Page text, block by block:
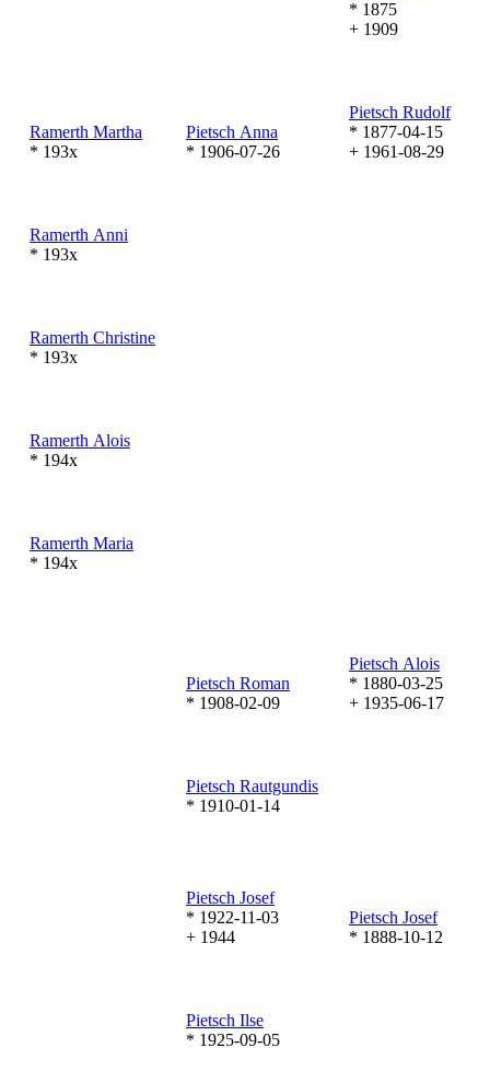
* 1875
+ 1909
Ramerth Martha
* 193x
Pietsch Anna
* 1906-07-26
Pietsch Rudolf
* 1877-04-15
+ 1961-08-29
Ramerth Anni
* 193x
Ramerth Christine
* 193x
Ramerth Alois
* 194x
Ramerth Maria
* 194x
Pietsch Roman
* 1908-02-09
Pietsch Alois
* 1880-03-25
+ 1935-06-17
Pietsch Rautgundis
* 1910-01-14
Pietsch Josef
* 1922-11-03
+ 1944
Pietsch Josef
* 1888-10-12
Pietsch Ilse
* 1925-09-05